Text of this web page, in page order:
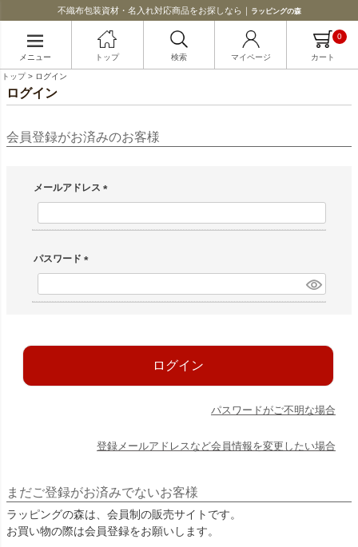
不織布包装資材・名入れ対応商品をお探しなら｜ ラッピングの森
メニュー トップ 検索 マイページ カート
0
トップ ログイン
ログイン
会員登録がお済みのお客様
メールアドレス
(必須)
パスワード
(必須)
ログイン
パスワードがご不明な場合
登録メールアドレスなど会員情報を変更したい場合
まだご登録がお済みでないお客様
ラッピングの森は、会員制の販売サイトです。
お買い物の際は会員登録をお願いします。